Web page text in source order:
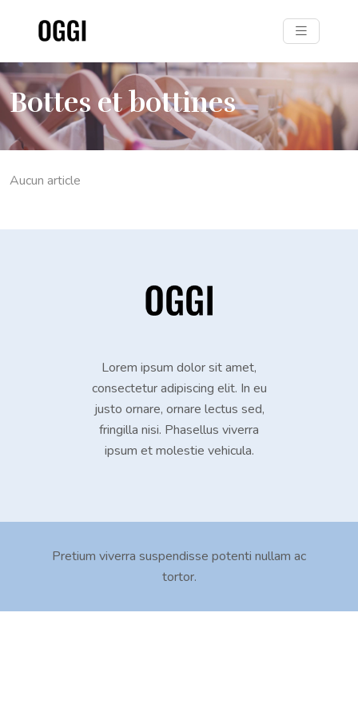
Bottes et bottines
Aucun article
Lorem ipsum dolor sit amet,
consectetur adipiscing elit. In eu
justo ornare, ornare lectus sed,
fringilla nisi. Phasellus viverra
ipsum et molestie vehicula.
Pretium viverra suspendisse potenti nullam ac
tortor.